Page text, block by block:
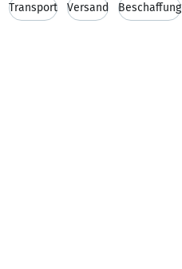
Transport Versand Beschaffung